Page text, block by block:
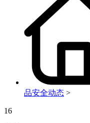
品安全动态 >
16